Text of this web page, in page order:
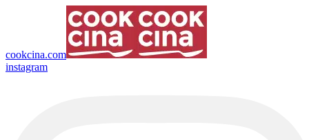
cookcina.com
instagram